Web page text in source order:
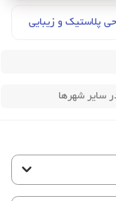
پلاستیک و زیبایی
سایر شهرها